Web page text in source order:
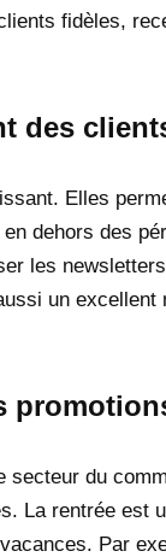
fidèles,
des
Elles
dehors des
les
un
secteur du
La rentrée est
Par